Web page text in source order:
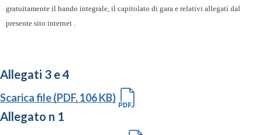
gratuitamente il bando integrale, il capitolato di gara e relativi allegati dal
presente sito internet .
Allegati 3 e 4
Scarica file (PDF, 106 KB)
Allegato n 1